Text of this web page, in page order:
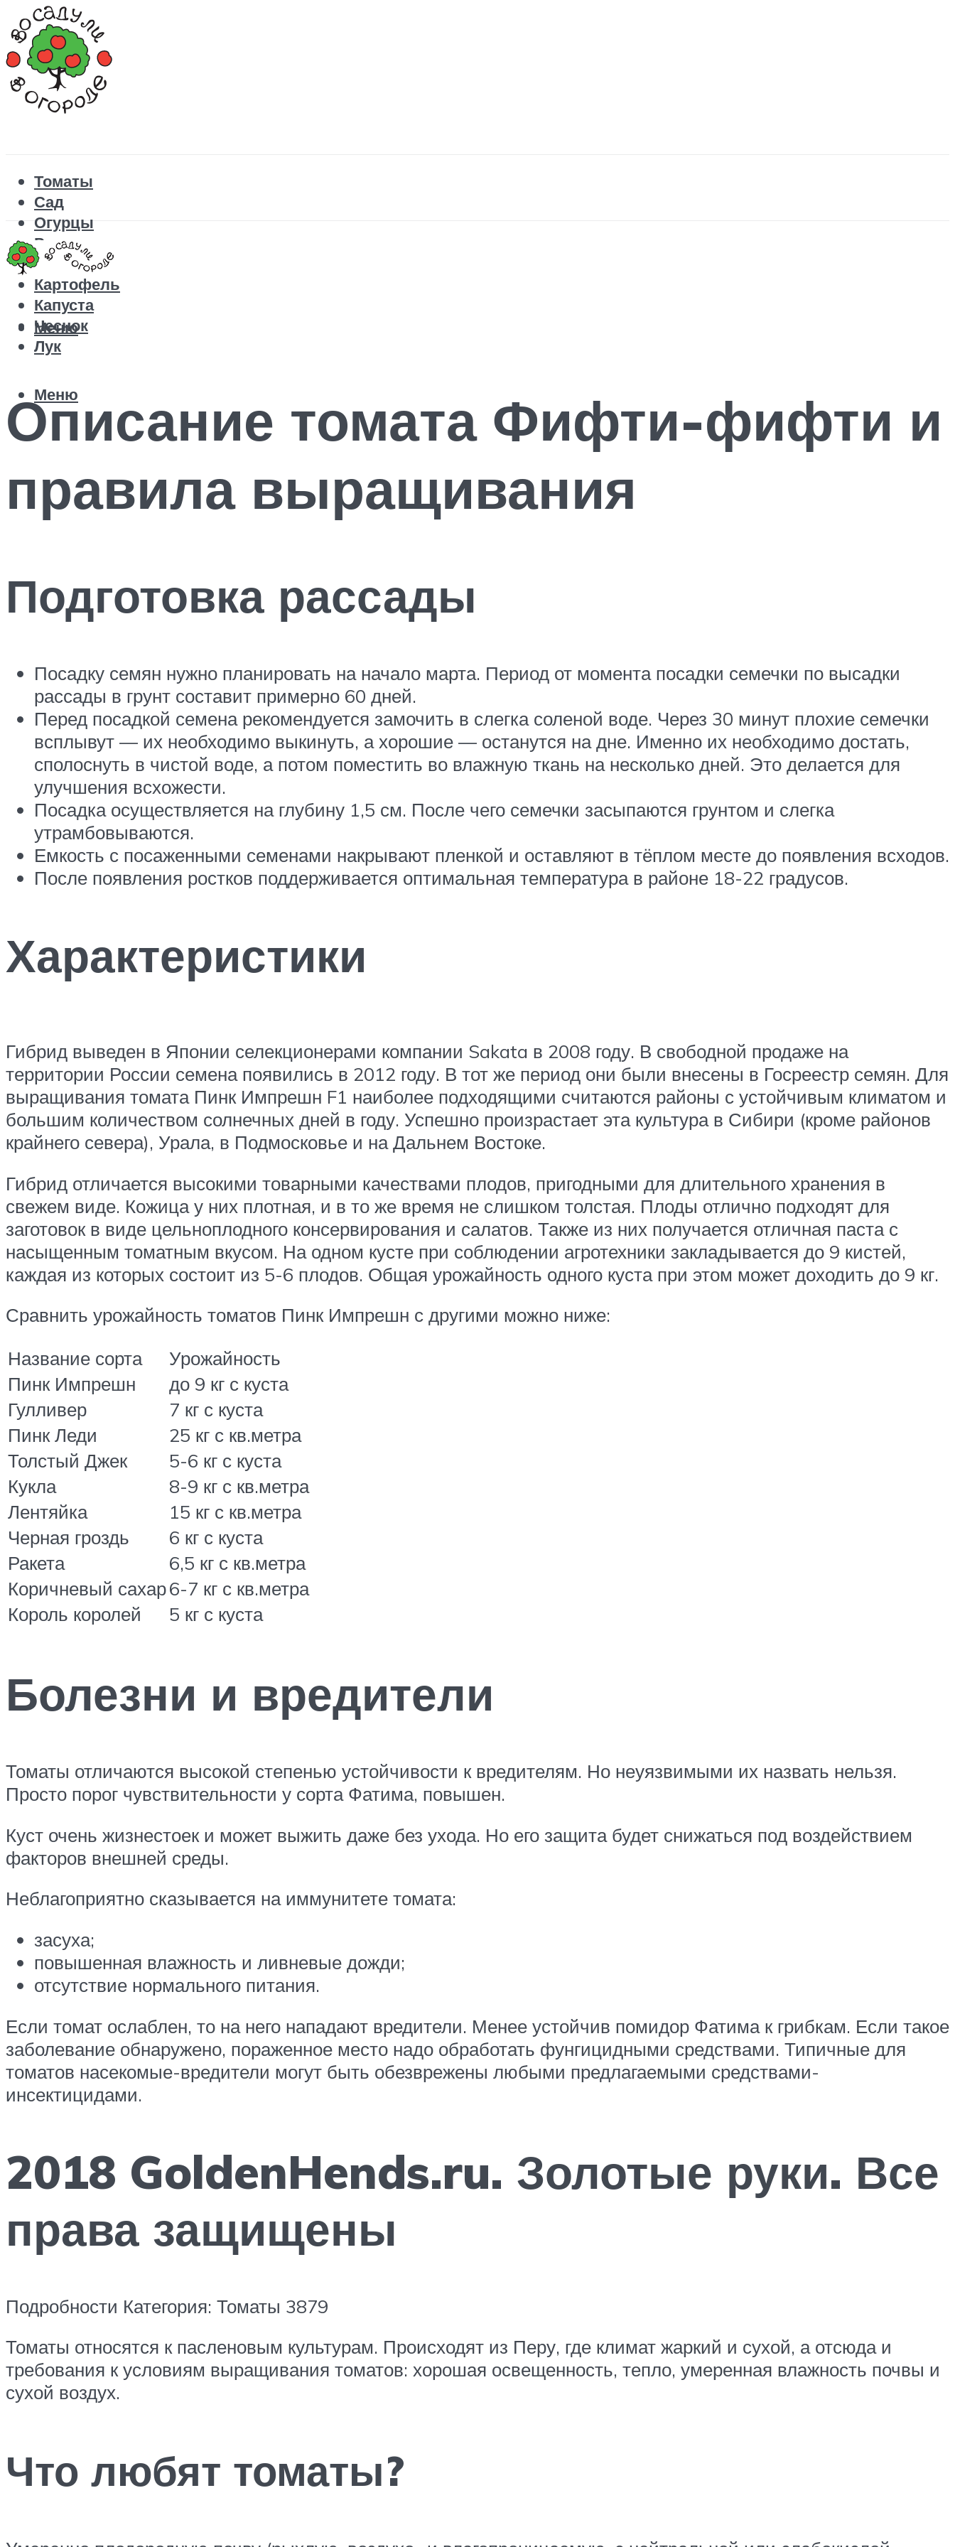
Томаты
Сад
Огурцы
Рецепты
Перец
Картофель
Капуста
Чеснок
Лук
Меню
Меню
Описание томата Фифти-фифти и
правила выращивания
Подготовка рассады
Посадку семян нужно планировать на начало марта. Период от момента посадки семечки по высадки
рассады в грунт составит примерно 60 дней.
Перед посадкой семена рекомендуется замочить в слегка соленой воде. Через 30 минут плохие семечки
всплывут — их необходимо выкинуть, а хорошие — останутся на дне. Именно их необходимо достать,
сполоснуть в чистой воде, а потом поместить во влажную ткань на несколько дней. Это делается для
улучшения всхожести.
Посадка осуществляется на глубину 1,5 см. После чего семечки засыпаются грунтом и слегка
утрамбовываются.
Емкость с посаженными семенами накрывают пленкой и оставляют в тёплом месте до появления всходов.
После появления ростков поддерживается оптимальная температура в районе 18-22 градусов.
Характеристики
Гибрид выведен в Японии селекционерами компании Sakata в 2008 году. В свободной продаже на
территории России семена появились в 2012 году. В тот же период они были внесены в Госреестр семян. Для
выращивания томата Пинк Импрешн F1 наиболее подходящими считаются районы с устойчивым климатом и
большим количеством солнечных дней в году. Успешно произрастает эта культура в Сибири (кроме районов
крайнего севера), Урала, в Подмосковье и на Дальнем Востоке.
Гибрид отличается высокими товарными качествами плодов, пригодными для длительного хранения в
свежем виде. Кожица у них плотная, и в то же время не слишком толстая. Плоды отлично подходят для
заготовок в виде цельноплодного консервирования и салатов. Также из них получается отличная паста с
насыщенным томатным вкусом. На одном кусте при соблюдении агротехники закладывается до 9 кистей,
каждая из которых состоит из 5-6 плодов. Общая урожайность одного куста при этом может доходить до 9 кг.
Сравнить урожайность томатов Пинк Импрешн с другими можно ниже:
Название сорта
Урожайность
Пинк Импрешн
до 9 кг с куста
Гулливер
7 кг с куста
Пинк Леди
25 кг с кв.метра
Толстый Джек
5-6 кг с куста
Кукла
8-9 кг с кв.метра
Лентяйка
15 кг с кв.метра
Черная гроздь
6 кг с куста
Ракета
6,5 кг с кв.метра
Коричневый сахар6-7 кг с кв.метра
Король королей
5 кг с куста
Болезни и вредители
Томаты отличаются высокой степенью устойчивости к вредителям. Но неуязвимыми их назвать нельзя.
Просто порог чувствительности у сорта Фатима, повышен.
Куст очень жизнестоек и может выжить даже без ухода. Но его защита будет снижаться под воздействием
факторов внешней среды.
Неблагоприятно сказывается на иммунитете томата:
засуха;
повышенная влажность и ливневые дожди;
отсутствие нормального питания.
Если томат ослаблен, то на него нападают вредители. Менее устойчив помидор Фатима к грибкам. Если такое
заболевание обнаружено, пораженное место надо обработать фунгицидными средствами. Типичные для
томатов насекомые-вредители могут быть обезврежены любыми предлагаемыми средствами-
инсектицидами.
2018 GoldenHends.ru. Золотые руки. Все
права защищены
Подробности Категория: Томаты 3879
Томаты относятся к пасленовым культурам. Происходят из Перу, где климат жаркий и сухой, а отсюда и
требования к условиям выращивания томатов: хорошая освещенность, тепло, умеренная влажность почвы и
сухой воздух.
Что любят томаты?